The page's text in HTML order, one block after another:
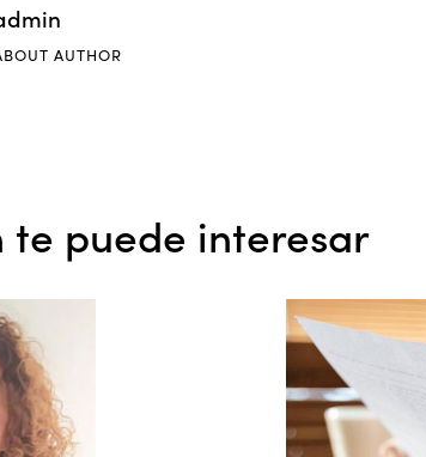
AUTHOR
te puede interesar